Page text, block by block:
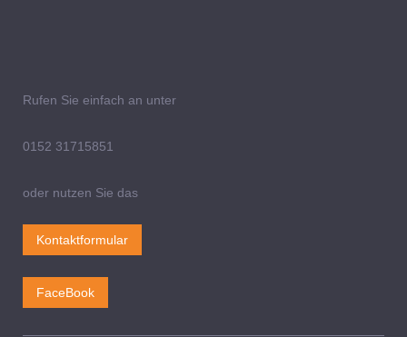
Rufen Sie einfach an unter
0152 31715851
oder nutzen Sie das
Kontaktformular
FaceBook